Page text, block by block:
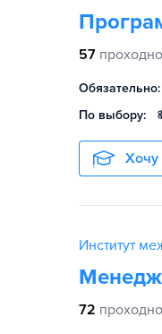
57
Обязательно:
По выбору:
Хочу
Институт
72